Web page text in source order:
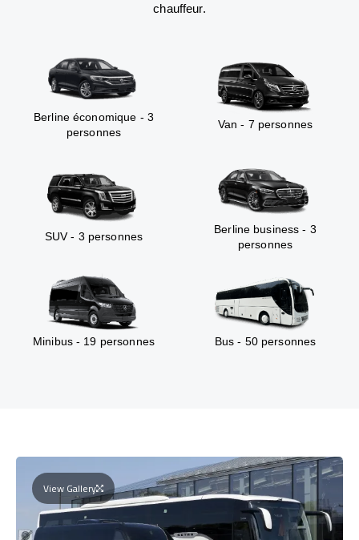
chauffeur.
Berline économique - 3
personnes
Van - 7 personnes
SUV - 3 personnes
Berline business - 3
personnes
Minibus - 19 personnes Bus - 50 personnes
View Gallery